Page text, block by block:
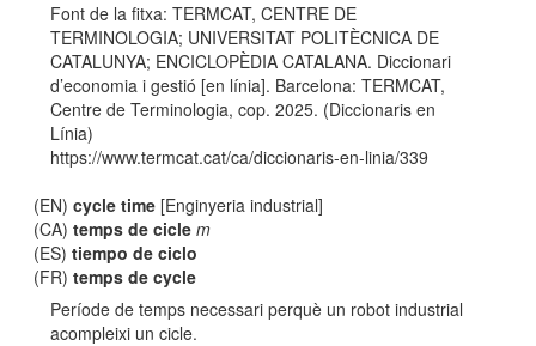
Font de la fitxa: TERMCAT, CENTRE DE
TERMINOLOGIA; UNIVERSITAT POLITÈCNICA DE
CATALUNYA; ENCICLOPÈDIA CATALANA. Diccionari
d’economia i gestió [en línia]. Barcelona: TERMCAT,
Centre de Terminologia, cop. 2025. (Diccionaris en
Línia)
https://www.termcat.cat/ca/diccionaris-en-linia/339
(EN)cycle time [Enginyeria industrial]
(CA)temps de cicle m
(ES)tiempo de ciclo
(FR)temps de cycle
Període de temps necessari perquè un robot industrial
acompleixi un cicle.